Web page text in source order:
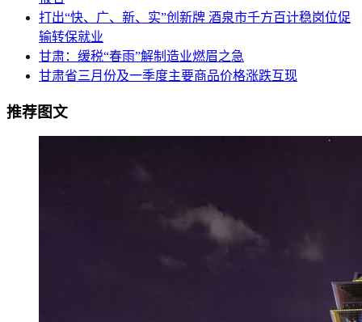
打出“快、广、新、实”创新牌 酒泉市千方百计稳岗位促
输转保就业
甘肃：缓税“春雨”解制造业燃眉之急
甘肃省三月份及一季度主要商品价格涨跌互现
推荐图文